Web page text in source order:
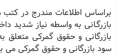
براساس اطلاعات مندرج در کتب
بازرگـانی به واسطه نیاز شدید
سود بازرگانی و حقوق گمرکی می